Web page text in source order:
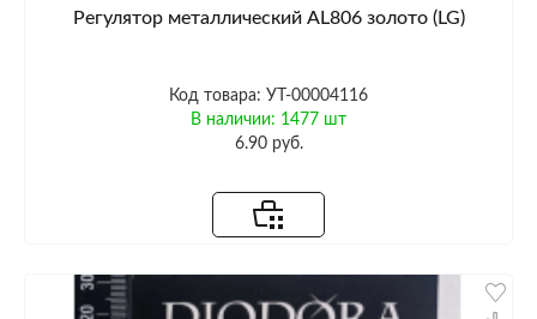
Регулятор металлический AL806 золото (LG)
Код товара: УТ-00004116
В наличии: 1477 шт
6.90 руб.